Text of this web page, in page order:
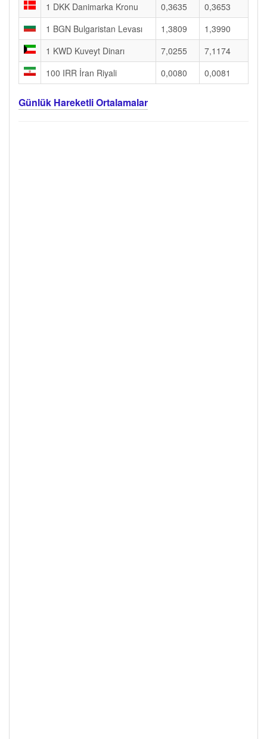
1 DKK Danimarka Kronu
0,3635
0,3653
1 BGN Bulgaristan Levası
1,3809
1,3990
1 KWD Kuveyt Dinarı
7,0255
7,1174
100 IRR İran Riyali
0,0080 0,0081
Günlük Hareketli Ortalamalar